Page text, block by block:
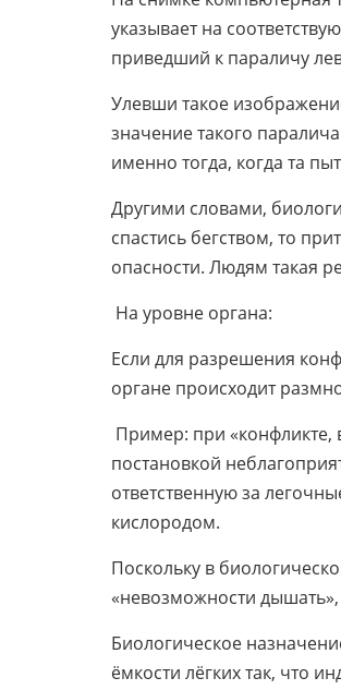
указывает на
приведший к параличу
Улевши такое
значение такого
именно тогда, когда та
Другими словами,
спастись бегством, то
опасности. Людям такая
На уровне органа:
Если для разрешения
органе происходит
Пример: при «конфликте,
постановкой
ответственную за
кислородом.
Поскольку в
«невозможности
Биологическое
ёмкости лёгких так, что